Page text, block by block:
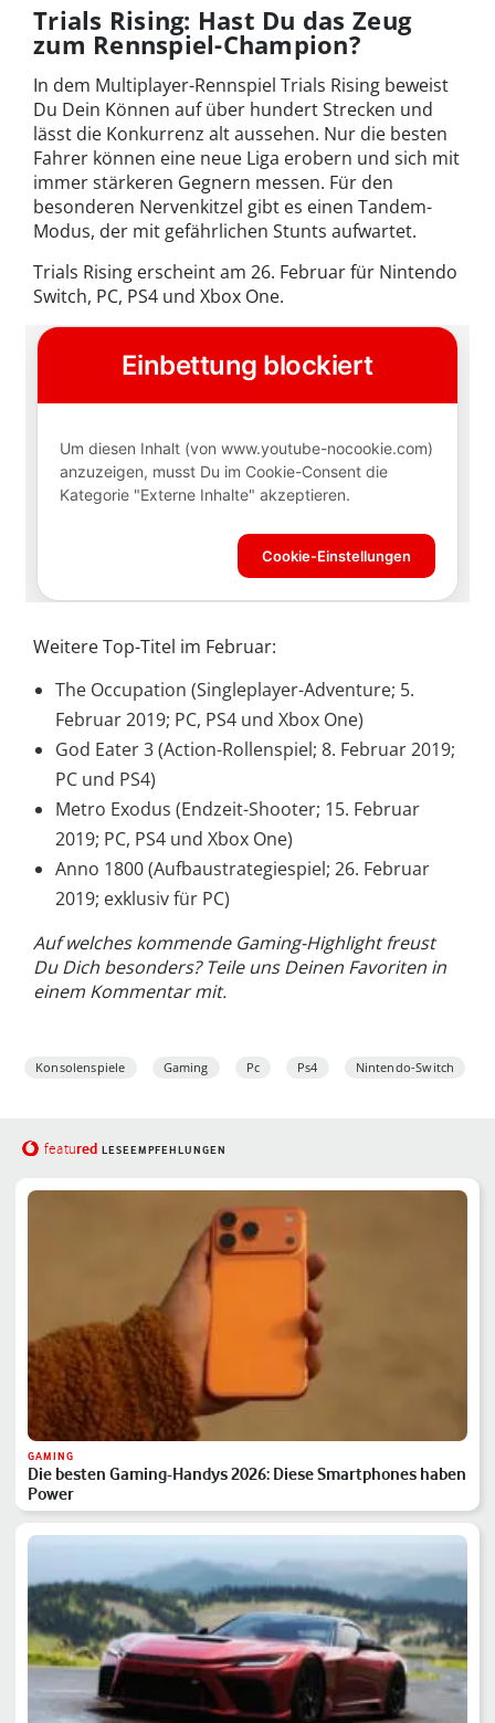
Trials Rising: Hast Du das Zeug
zum Rennspiel-Champion?
In dem Multiplayer-Rennspiel Trials Rising beweist
Du Dein Können auf über hundert Strecken und
lässt die Konkurrenz alt aussehen. Nur die besten
Fahrer können eine neue Liga erobern und sich mit
immer stärkeren Gegnern messen. Für den
besonderen Nervenkitzel gibt es einen Tandem-
Modus, der mit gefährlichen Stunts aufwartet.
Trials Rising erscheint am 26. Februar für Nintendo
Switch, PC, PS4 und Xbox One.
Weitere Top-Titel im Februar:
The Occupation (Singleplayer-Adventure; 5.
Februar 2019; PC, PS4 und Xbox One)
God Eater 3 (Action-Rollenspiel; 8. Februar 2019;
PC und PS4)
Metro Exodus (Endzeit-Shooter; 15. Februar
2019; PC, PS4 und Xbox One)
Anno 1800 (Aufbaustrategiespiel; 26. Februar
2019; exklusiv für PC)
Auf welches kommende Gaming-Highlight freust
Du Dich besonders? Teile uns Deinen Favoriten in
einem Kommentar mit.
Konsolenspiele Gaming Pc Ps4 Nintendo-Switch
featured LESEEMPFEHLUNGEN
GAMING
Die besten Gaming-Handys 2026: Diese Smartphones haben
Power